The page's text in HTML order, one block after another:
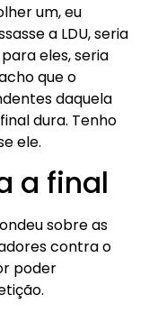
um, eu
a LDU, seria
eles, seria
que o
daquela
dura. Tenho
ele.
a final
sobre as
contra o
poder